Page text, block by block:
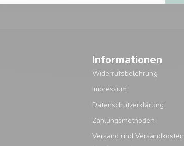
Informationen
Widerrufsbelehrung
Impressum
Datenschutzerklärung
Zahlungsmethoden
Versand und Versandkosten